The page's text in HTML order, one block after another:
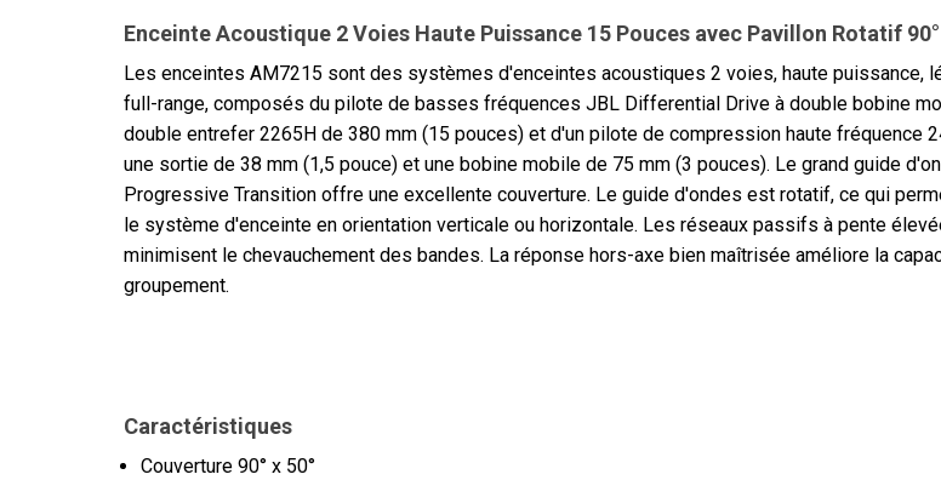
Enceinte Acoustique 2 Voies Haute Puissance 15 Pouces avec Pavillon Rotatif 90°
Les enceintes AM7215 sont des systèmes d'enceintes acoustiques 2 voies, haute puissance,
full-range, composés du pilote de basses fréquences JBL Differential Drive à double bobine
double entrefer 2265H de 380 mm (15 pouces) et d'un pilote de compression haute fréquence
une sortie de 38 mm (1,5 pouce) et une bobine mobile de 75 mm (3 pouces). Le grand guide
Progressive Transition offre une excellente couverture. Le guide d'ondes est rotatif, ce qui
le système d'enceinte en orientation verticale ou horizontale. Les réseaux passifs à pente
minimisent le chevauchement des bandes. La réponse hors-axe bien maîtrisée améliore la
groupement.
Caractéristiques
Couverture 90° x 50°